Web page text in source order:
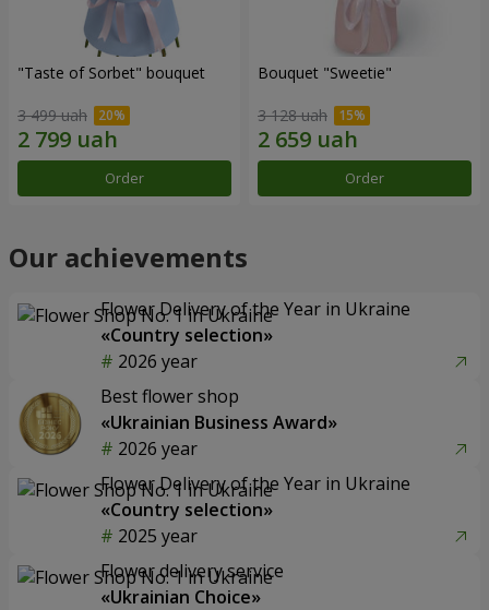
"Taste of Sorbet" bouquet
3 499 uah
Order
Bouquet "Sweetie"
3 128 uah
Order
Our achievements
Flower Delivery of the Year in Ukraine
«Country selection»
2026 year
Best flower shop
«Ukrainian Business Award»
2026 year
Flower Delivery of the Year in Ukraine
«Country selection»
2025 year
Flower delivery service
«Ukrainian Choice»